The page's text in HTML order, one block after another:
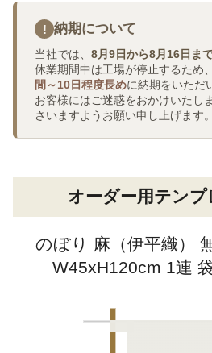
! 納期について
当社では、 8月9日から8月16日ま
休業期間中は工場が停止するため
間～10日程度長めに納期をいただ
お客様にはご迷惑をおかけいたし
さいますようお願い申し上げます。
オーダー用テン
のぼり 麻（伊平織）
W45xH120cm 1連